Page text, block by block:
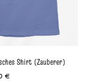
Shirt (Zauberer)
€